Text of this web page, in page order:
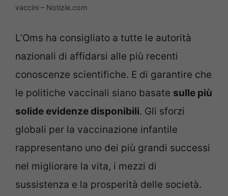
vaccini – Notizie.com
L’Oms ha consigliato a tutte le autorità
nazionali di affidarsi alle più recenti
conoscenze scientifiche. E di garantire che
le politiche vaccinali siano basate sulle più
solide evidenze disponibili. Gli sforzi
globali per la vaccinazione infantile
rappresentano uno dei più grandi successi
nel migliorare la vita, i mezzi di
sussistenza e la prosperità delle società.